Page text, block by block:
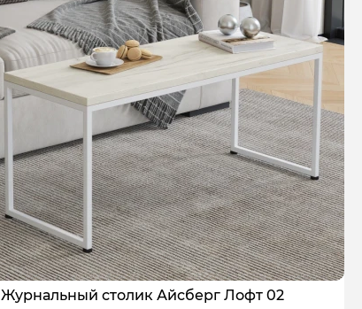
Журнальный столик Айсберг Лофт 02